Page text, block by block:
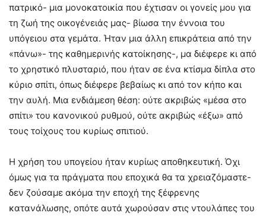
πατρικό- μια μονοκατοικία που έχτισαν οι γονείς μου για
τη ζωή της οικογένειάς μας- βίωσα την έννοια του
υπόγειου στα γεμάτα. Ήταν μια άλλη επικράτεια από την
«πάνω»- της καθημερινής κατοίκησης-, μα διέφερε κι από
το χρηστικό πλυσταριό, που ήταν σε ένα κτίσμα δίπλα στο
κύριο σπίτι, όπως διέφερε βεβαίως κι από τον κήπο και
την αυλή. Μια ενδιάμεση θέση: ούτε ακριβώς «μέσα στο
σπίτι» του κανονικού ρυθμού, ούτε ακριβώς «έξω» από
τους τοίχους του κυρίως σπιτιού.
Η χρήση του υπογείου ήταν κυρίως αποθηκευτική. Όχι
όμως για τα πράγματα που εποχικά θα τα χρειαζόμαστε-
δεν ζούσαμε ακόμα την εποχή της ξέφρενης
κατανάλωσης, οπότε αυτά χωρούσαν στις ντουλάπες του